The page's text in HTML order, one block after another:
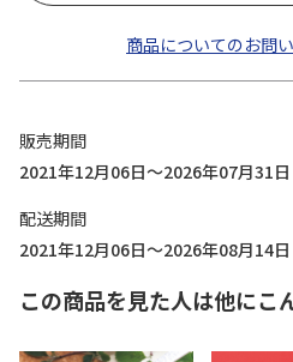
商品についてのお問
販売期間
2021年12月06日～2026年07月31日
配送期間
2021年12月06日～2026年08月14日
この商品を見た人は他にこ